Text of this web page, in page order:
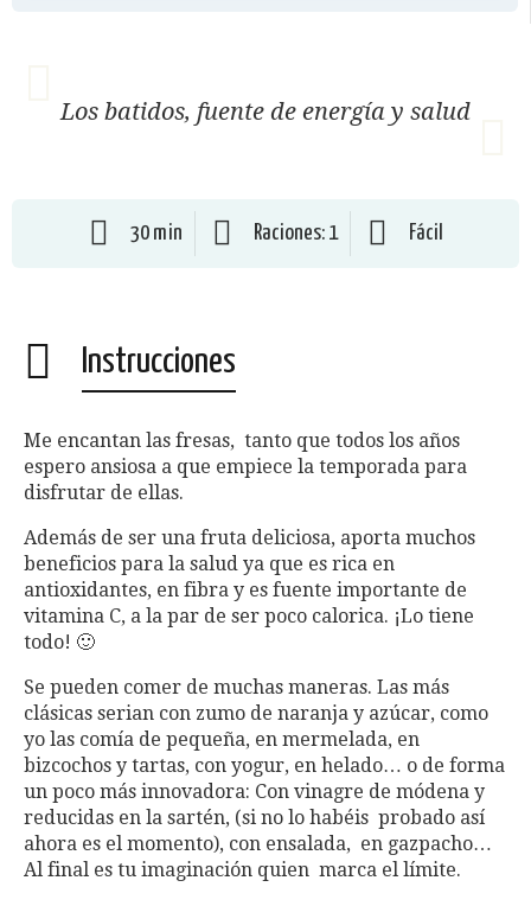
Los batidos, fuente de energía y salud
30 min Raciones: 1 Fácil
Instrucciones
Me encantan las fresas, tanto que todos los años
espero ansiosa a que empiece la temporada para
disfrutar de ellas.
Además de ser una fruta deliciosa, aporta muchos
beneficios para la salud ya que es rica en
antioxidantes, en fibra y es fuente importante de
vitamina C, a la par de ser poco calorica. ¡Lo tiene
todo! 🙂
Se pueden comer de muchas maneras. Las más
clásicas serian con zumo de naranja y azúcar, como
yo las comía de pequeña, en mermelada, en
bizcochos y tartas, con yogur, en helado… o de forma
un poco más innovadora: Con vinagre de módena y
reducidas en la sartén, (si no lo habéis probado así
ahora es el momento), con ensalada, en gazpacho…
Al final es tu imaginación quien marca el límite.